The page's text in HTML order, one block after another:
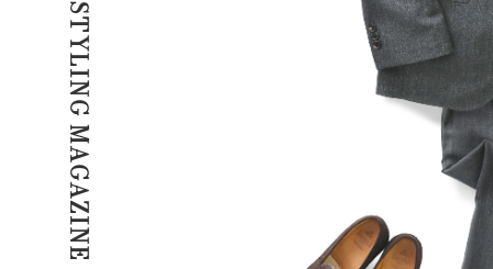
STYLING MAGAZINE